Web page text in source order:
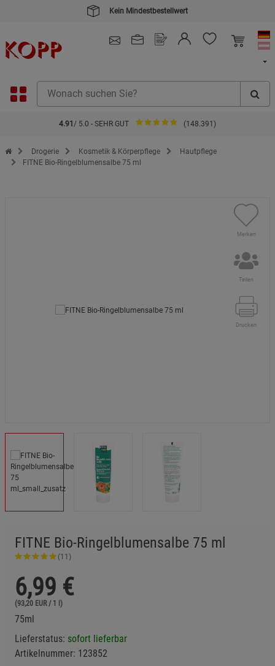
Kein Mindestbestellwert
4.91 / 5.0 - SEHR GUT (148.391)
Zur Startseite des Kopp Verlag Online-Shop
Drogerie Kosmetik & Körperpflege
Hautpflege
FITNE Bio-Ringelblumensalbe 75 ml
Merken
Teilen
Drucken
FITNE Bio-Ringelblumensalbe 75 ml
(11)
6,99 €
(93,20 EUR / 1 l)
75ml
Lieferstatus: sofort lieferbar
Artikelnummer: 123852